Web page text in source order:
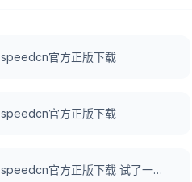
speedcn官方正版下载
speedcn官方正版下载
speedcn官方正版下载 试了一下UNBLOCKCN，真好用。